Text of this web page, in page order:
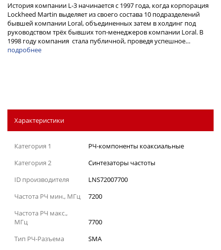
История компании L-3 начинается с 1997 года, когда корпорация
Lockheed Martin выделяет из своего состава 10 подразделений
бывшей компании Loral, объединенных затем в холдинг под
руководством трёх бывших топ-менеджеров компании Loral. В
1998 году компания стала публичной, проведя успешное…
подробнее
Характеристики
Категория 1
РЧ-компоненты коаксиальные
Категория 2
Синтезаторы частоты
ID производителя
LNS72007700
Частота РЧ мин., МГц
7200
Частота РЧ макс.,
МГц
7700
Тип РЧ-Разъема
SMA